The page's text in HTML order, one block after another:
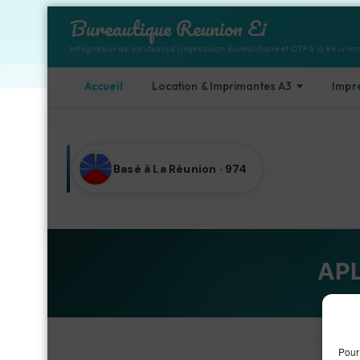
Bureautique Reunion Ei
Intégrateur de solutions d'impression Bureautique et DTF à la Réunion
Accueil Location & Imprimantes A3
Basé à La Réunion · 974